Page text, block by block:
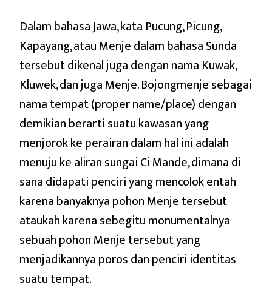
Dalam bahasa Jawa, kata Pucung, Picung,
Kapayang, atau Menje dalam bahasa Sunda
tersebut dikenal juga dengan nama Kuwak,
Kluwek, dan juga Menje. Bojongmenje sebagai
nama tempat (proper name/place) dengan
demikian berarti suatu kawasan yang
menjorok ke perairan dalam hal ini adalah
menuju ke aliran sungai Ci Mande, dimana di
sana didapati penciri yang mencolok entah
karena banyaknya pohon Menje tersebut
ataukah karena sebegitu monumentalnya
sebuah pohon Menje tersebut yang
menjadikannya poros dan penciri identitas
suatu tempat.